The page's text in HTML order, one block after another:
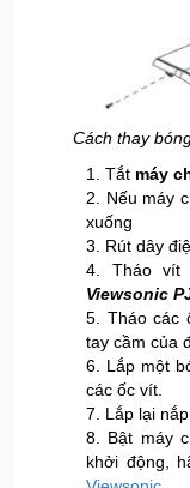
Cách thay
1. Tắt máy
2. Nếu máy
xuống
3. Rút dây
4. Tháo vít
Viewsonic
5. Tháo các
tay cầm của
6. Lắp một
các ốc vít.
7. Lắp lại
8. Bật máy
khởi động,